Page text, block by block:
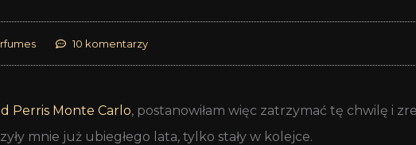
10 komentarzy
Perris Monte Carlo, postanowiłam więc zatrzymać tę chwilę i
mnie już ubiegłego lata, tylko stały w kolejce.